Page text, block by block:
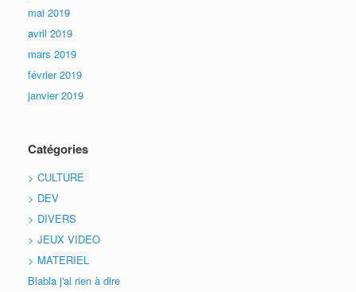
mai 2019
avril 2019
mars 2019
février 2019
janvier 2019
Catégories
> CULTURE
> DEV
> DIVERS
> JEUX VIDEO
> MATERIEL
Blabla j'ai rien à dire